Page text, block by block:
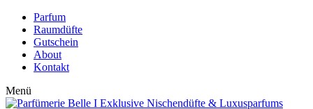
Parfum
Raumdüfte
Gutschein
About
Kontakt
Menü